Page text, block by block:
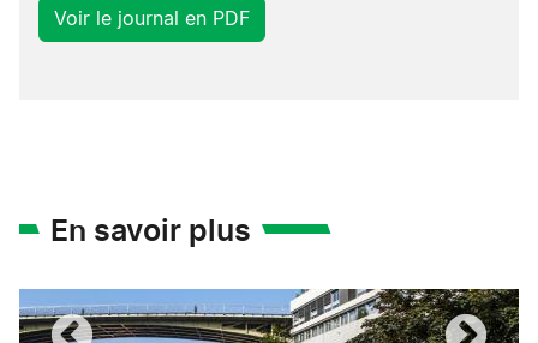
Voir le journal en PDF
En savoir plus